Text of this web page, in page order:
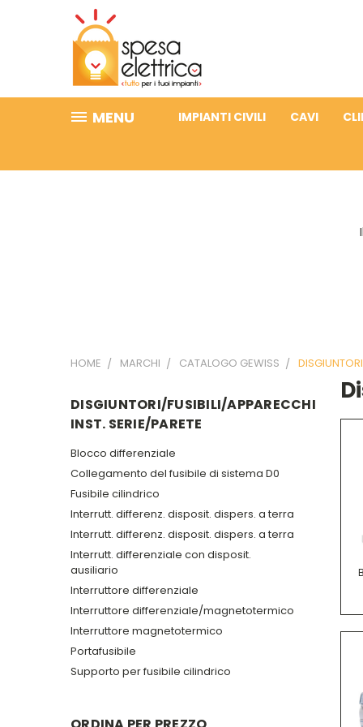
MENU IMPIANTI CIVILI CAVI
HOME MARCHI CATALOGO GEWISS
DISGIUNTORI/FUSIBILI/APPARECCHI
INST. SERIE/PARETE
Blocco differenziale
Collegamento del fusibile di sistema D0
Fusibile cilindrico
Interrutt. differenz. disposit. dispers. a terra
Interrutt. differenz. disposit. dispers. a terra
Interrutt. differenziale con disposit.
ausiliario
Interruttore differenziale
Interruttore differenziale/magnetotermico
Interruttore magnetotermico
Portafusibile
Supporto per fusibile cilindrico